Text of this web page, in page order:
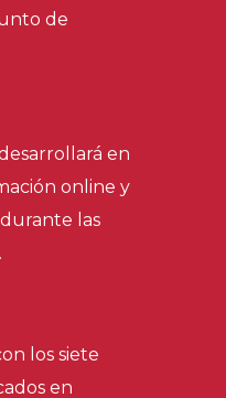
de
en
online y
las
los siete
en